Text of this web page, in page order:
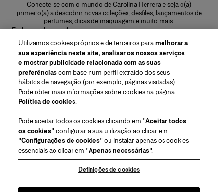
Conecte-se com o mundo de Carolina Herrera e seja o(a)
primeiro(a) a descobrir novas coleções, desfiles, lançamentos de
perfumes, dicas de maquiagem e muito mais.
Endereço de e-mail
Região/Idioma
Atendimiento ao cliente
Encontrar uma loja
Fale conosco
Envios e devoluções de Beleza
Envios e Devoluções de Moda
Acompanhe seu pedido
Serviço para embalagem para presente
Centro de preferências
Sobre nós
House of Herrera
Carolina Herrera for Women in the Arts
Puig
(abre em uma nova guia)
chcarolinaherrera.com
Termos e Condições Beauty Termos e Condições de Venda
Utilizamos cookies próprios e de terceiros paramelhorar a
sua experiência neste site, analisar os nossos serviços
e mostrar publicidade relacionada com as suas
preferênciascom base num perfil extraído dos seus
hábitos de navegação (por exemplo, páginas visitadas) .
Pode obter mais informações sobre cookies na página
Política de cookies.
Pode aceitar todos os cookies clicando em "Aceitar todos
os cookies", configurar a sua utilização ao clicar em
"Configurações de cookies" ou instalar apenas os cookies
essenciais ao clicar em "Apenas necessárias".
Definições de cookies